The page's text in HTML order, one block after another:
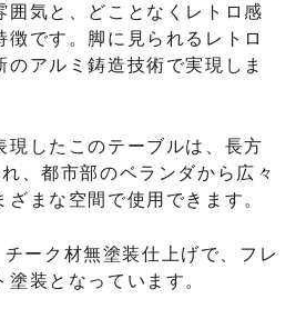
囲気と、どことなくレトロ感
徴です。脚に見られるレトロ
のアルミ鋳造技術で実現しま
現したこのテーブルは、長方
、都市部のベランダから広々
まな空間で使用できます。
ーク材無塗装仕上げで、フレ
装となっています。